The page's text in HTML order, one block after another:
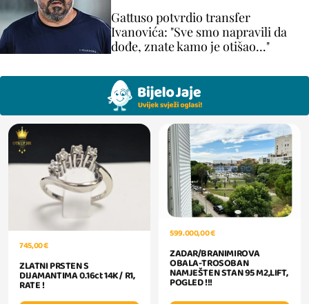
Gattuso potvrdio transfer
Ivanovića: "Sve smo napravili da
dođe, znate kamo je otišao..."
745,00 €
ZLATNI PRSTEN S
DIJAMANTIMA 0.16ct 14K / R1,
RATE !
599.000,00 €
ZADAR/BRANIMIROVA
OBALA-TROSOBAN
NAMJEŠTEN STAN 95 M2,LIFT,
POGLED !!!